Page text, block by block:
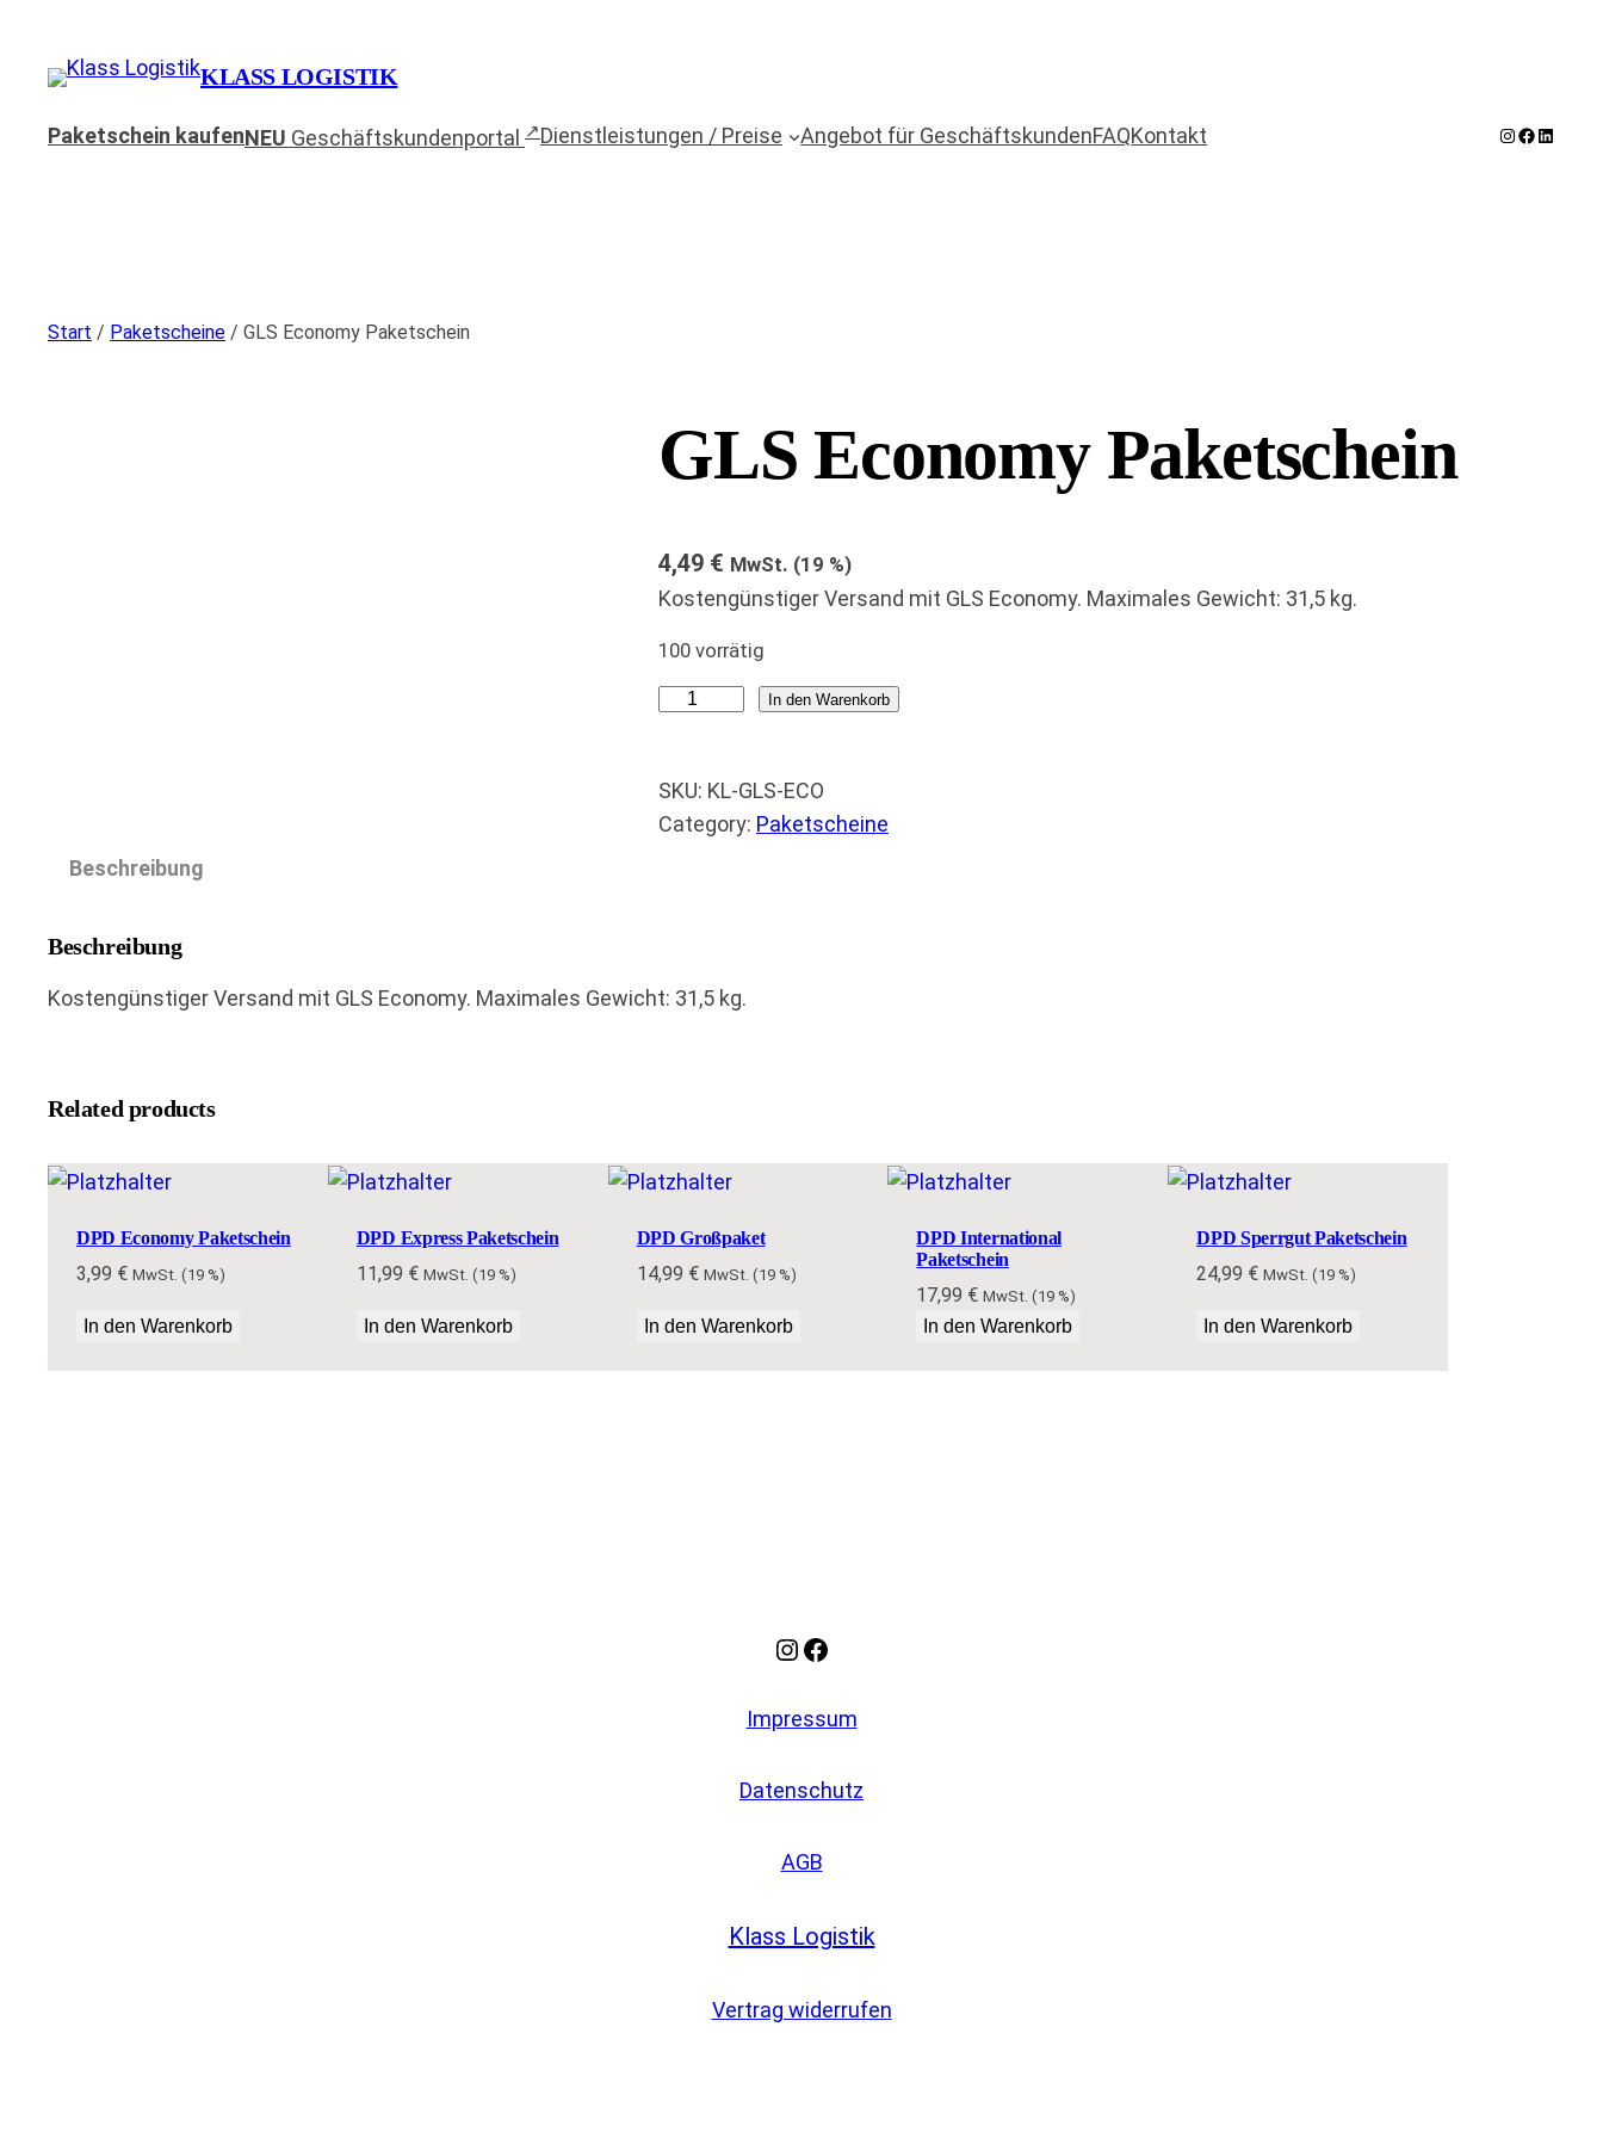
springen
KLASS LOGISTIK
Paketschein kaufenNEU Geschäftskundenportal ↗Dienstleistungen / Preise Angebot für GeschäftskundenFAQKontakt Instagram
Facebook
Start / Paketscheine / GLS Economy Paketschein
GLS Economy Paketschein
4,49 € MwSt. (19 %)
Kostengünstiger Versand mit GLS Economy. Maximales Gewicht: 31,5 kg.
100 vorrätig
E
c
y
t
c
h
i
n
In den Warenkorb
SKU: KL-GLS-ECO
Category: Paketscheine
Beschreibung
Beschreibung
Kostengünstiger Versand mit GLS Economy. Maximales Gewicht: 31,5 kg.
Related products
DPD Economy Paketschein
3,99 € MwSt. (19 %)
In den Warenkorb
DPD Express Paketschein
11,99 € MwSt. (19 %)
In den Warenkorb
DPD Großpaket
14,99 € MwSt. (19 %)
In den Warenkorb
DPD International
Paketschein
17,99 € MwSt. (19 %)
In den Warenkorb
DPD Sperrgut Paketschein
24,99 € MwSt. (19 %)
In den Warenkorb
Instagram
Facebook
Impressum
Datenschutz
AGB
Klass Logistik
Vertrag widerrufen